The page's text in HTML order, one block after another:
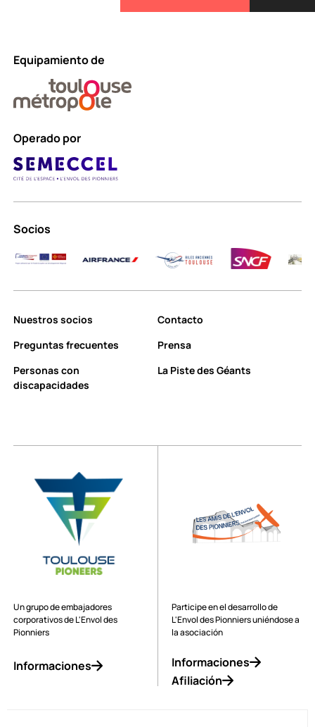
Equipamiento de
Operado por
Socios
Nuestros socios
Contacto
Preguntas frecuentes
Prensa
Personas con
discapacidades
La Piste des Géants
Un grupo de embajadores
corporativos de L'Envol des
Pionniers
Informaciones
Participe en el desarrollo de
L'Envol des Pionniers uniéndose a
la asociación
Informaciones
Afiliación